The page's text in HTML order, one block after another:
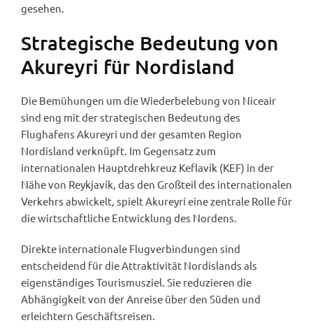
gesehen.
Strategische Bedeutung von
Akureyri für Nordisland
Die Bemühungen um die Wiederbelebung von Niceair
sind eng mit der strategischen Bedeutung des
Flughafens Akureyri und der gesamten Region
Nordisland verknüpft. Im Gegensatz zum
internationalen Hauptdrehkreuz Keflavík (KEF) in der
Nähe von Reykjavík, das den Großteil des internationalen
Verkehrs abwickelt, spielt Akureyri eine zentrale Rolle für
die wirtschaftliche Entwicklung des Nordens.
Direkte internationale Flugverbindungen sind
entscheidend für die Attraktivität Nordislands als
eigenständiges Tourismusziel. Sie reduzieren die
Abhängigkeit von der Anreise über den Süden und
erleichtern Geschäftsreisen.